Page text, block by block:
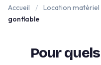
Accueil / Location matériel
gonflable
Pour